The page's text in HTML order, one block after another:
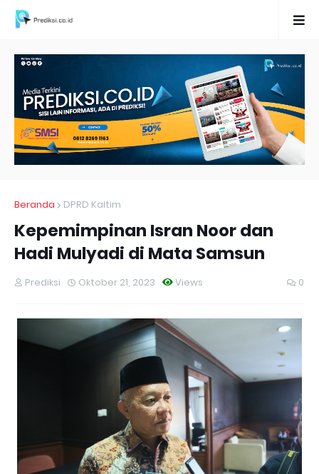
Beranda DPRD Kaltim
Kepemimpinan Isran Noor dan
Hadi Mulyadi di Mata Samsun
Prediksi Views
Oktober 21, 2023 0